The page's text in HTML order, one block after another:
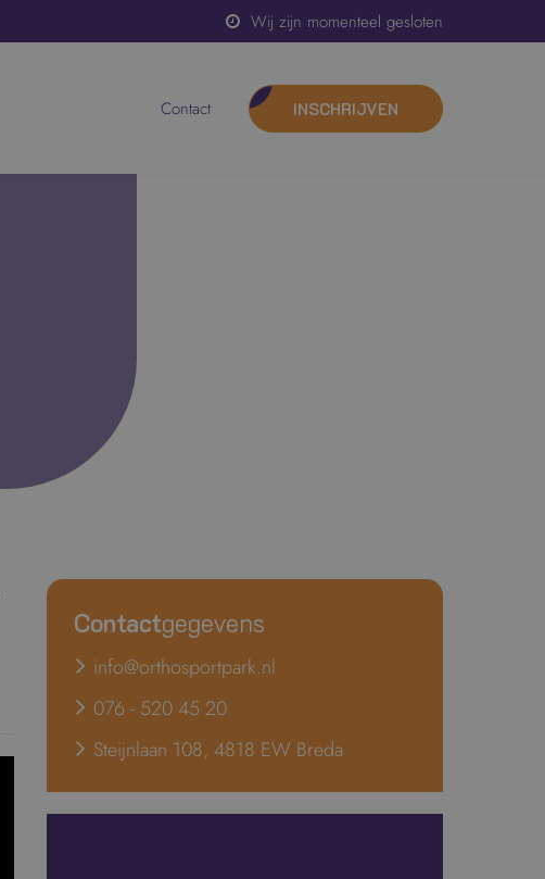
Wij zijn momenteel gesloten
contact INSCHRIJVEN
Contactgegevens
info@orthosportpark.nl
076 - 520 45 20
Steijnlaan 108, 4818 EW Breda